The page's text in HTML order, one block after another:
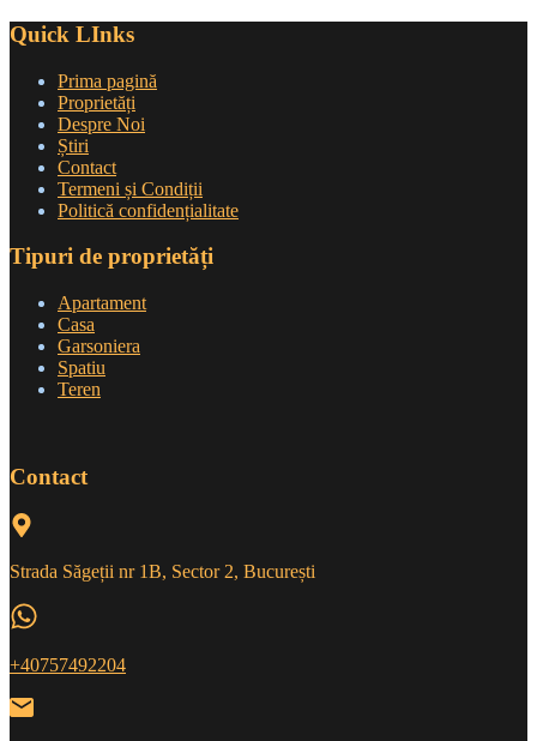
Quick LInks
Prima pagină
Proprietăți
Despre Noi
Știri
Contact
Termeni și Condiții
Politică confidențialitate
Tipuri de proprietăți
Apartament
Casa
Garsoniera
Spatiu
Teren
Contact
Strada Săgeții nr 1B, Sector 2, București
+40757492204